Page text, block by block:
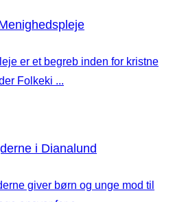
er et begreb inden for kristne
Folkeki ...
i Dianalund
giver børn og unge mod til